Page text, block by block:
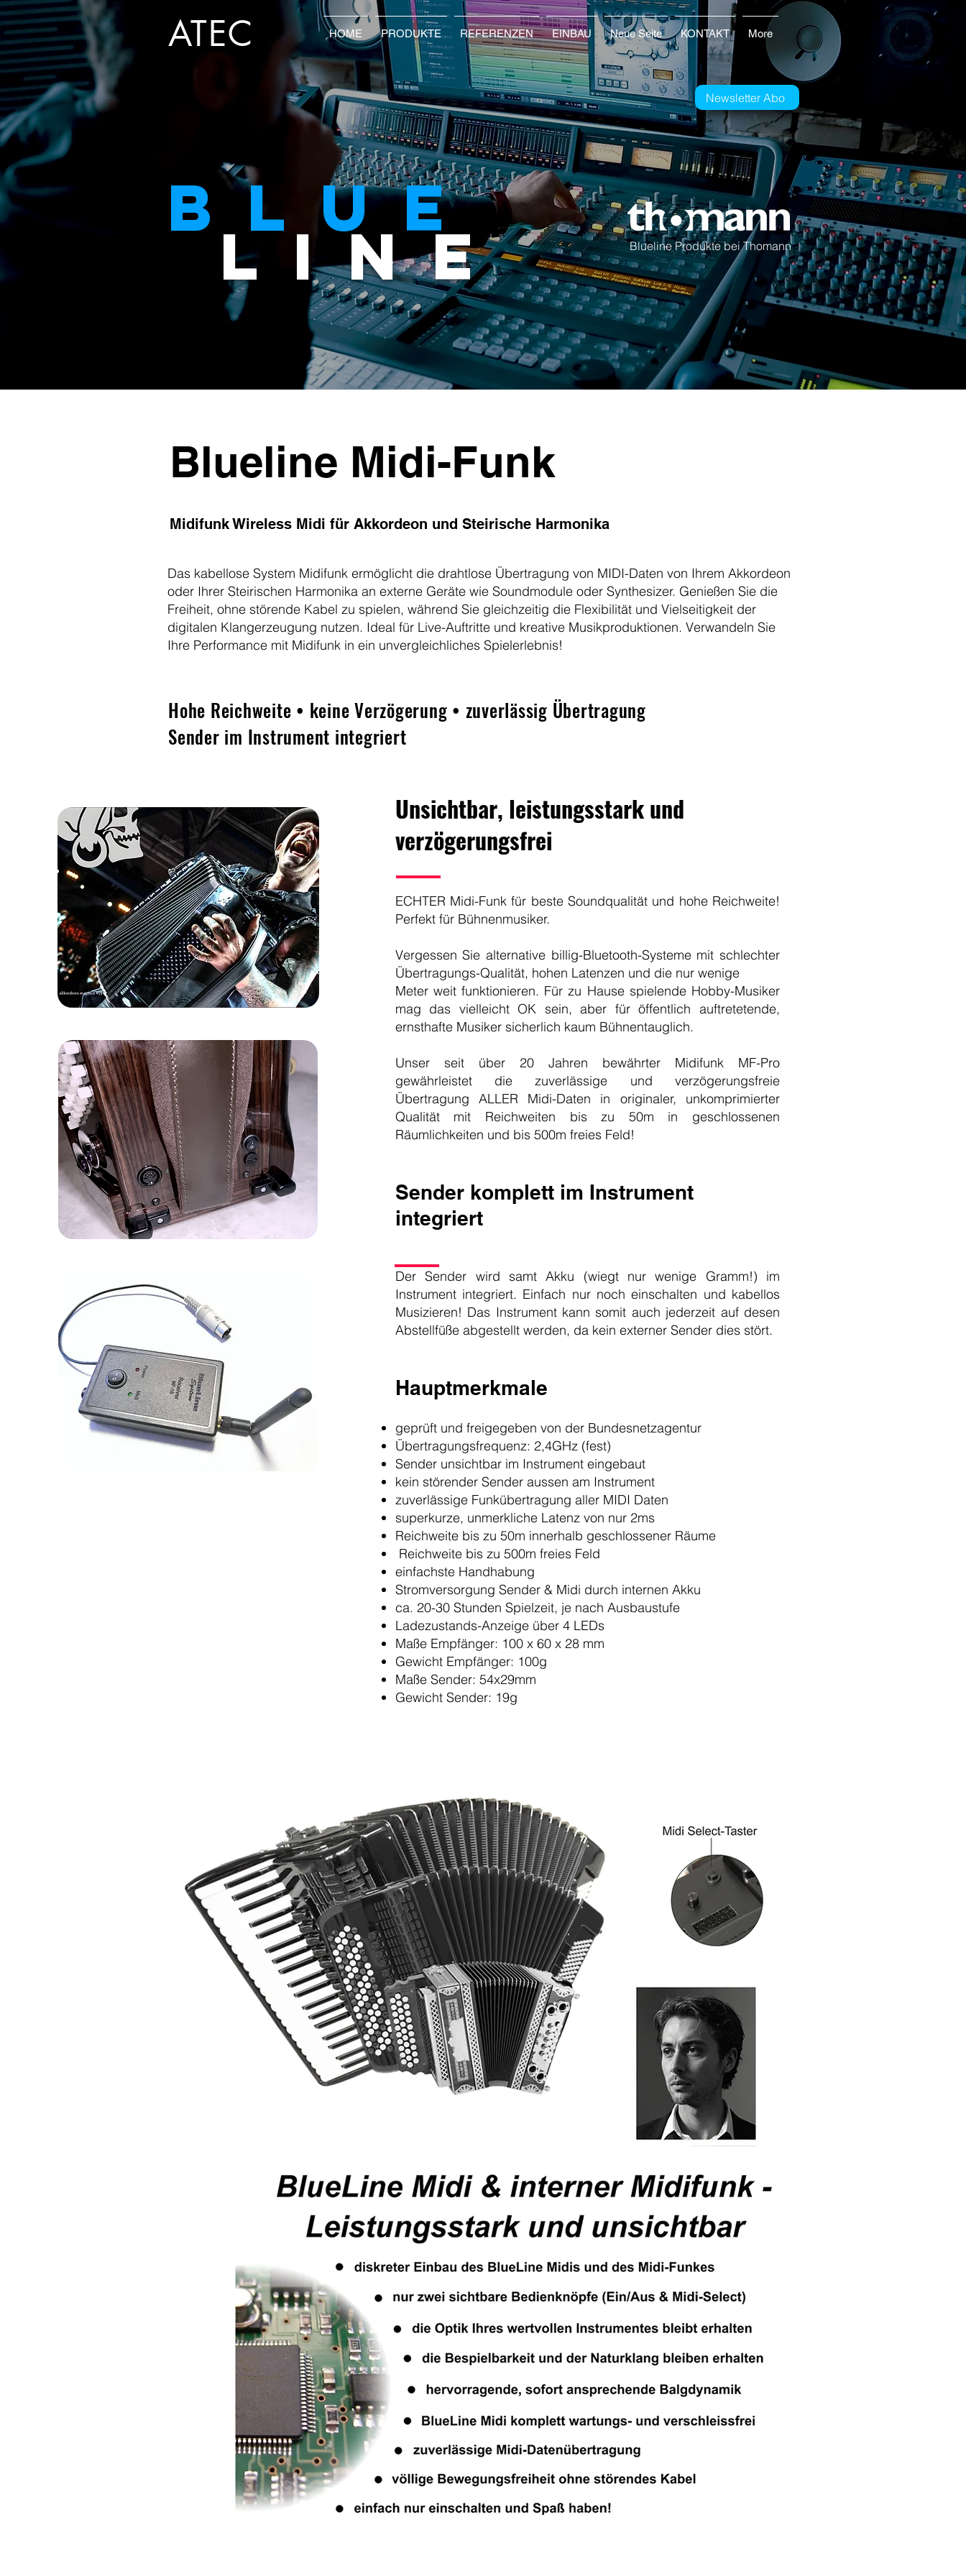
ATEC HOME PRODUKTE REFERENZEN EINBAU Neue Seite KONTAKT More
Newsletter Abo
BLUE
LINE Blueline Produkte bei Thomann
Blueline Midi-Funk
Midifunk Wireless Midi für Akkordeon und Steirische Harmonika
Das kabellose System Midifunk ermöglicht die drahtlose Übertragung von MIDI-Daten von Ihrem Akkordeon
oder Ihrer Steirischen Harmonika an externe Geräte wie Soundmodule oder Synthesizer. Genießen Sie die
Freiheit, ohne störende Kabel zu spielen, während Sie gleichzeitig die Flexibilität und Vielseitigkeit der
digitalen Klangerzeugung nutzen. Ideal für Live-Auftritte und kreative Musikproduktionen. Verwandeln Sie
Ihre Performance mit Midifunk in ein unvergleichliches Spielerlebnis!
Hohe Reichweite • keine Verzögerung • zuverlässig Übertragung
Sender im Instrument integriert
Unsichtbar, leistungsstark und
verzögerungsfrei
ECHTER Midi-Funk für beste Soundqualität und hohe Reichweite!
Perfekt für Bühnenmusiker.
Vergessen Sie alternative billig-Bluetooth-Systeme mit schlechter
Übertragungs-Qualität, hohen Latenzen und die nur wenige
Meter weit funktionieren. Für zu Hause spielende Hobby-Musiker
mag das vielleicht OK sein, aber für öffentlich auftretetende,
ernsthafte Musiker sicherlich kaum Bühnentauglich.
Unser seit über 20 Jahren bewährter Midifunk MF-Pro
gewährleistet die zuverlässige und verzögerungsfreie
Übertragung ALLER Midi-Daten in originaler, unkomprimierter
Qualität mit Reichweiten bis zu 50m in geschlossenen
Räumlichkeiten und bis 500m freies Feld!
Sender komplett im Instrument
integriert
Der Sender wird samt Akku (wiegt nur wenige Gramm!) im
Instrument integriert. Einfach nur noch einschalten und kabellos
Musizieren! Das Instrument kann somit auch jederzeit auf desen
Abstellfüße abgestellt werden, da kein externer Sender dies stört.
Hauptmerkmale
geprüft und freigegeben von der Bundesnetzagentur
Übertragungsfrequenz: 2,4GHz (fest)
Sender unsichtbar im Instrument eingebaut
kein störender Sender aussen am Instrument
zuverlässige Funkübertragung aller MIDI Daten
superkurze, unmerkliche Latenz von nur 2ms
Reichweite bis zu 50m innerhalb geschlossener Räume
Reichweite bis zu 500m freies Feld
einfachste Handhabung
Stromversorgung Sender & Midi durch internen Akku
ca. 20-30 Stunden Spielzeit, je nach Ausbaustufe
Ladezustands-Anzeige über 4 LEDs
Maße Empfänger: 100 x 60 x 28 mm
Gewicht Empfänger: 100g
Maße Sender: 54x29mm
Gewicht Sender: 19g